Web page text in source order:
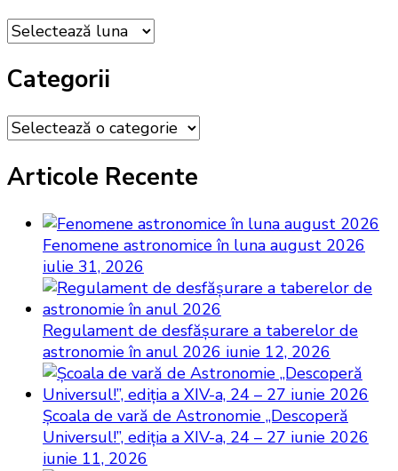
Arhiva
Categorii
Categorii
Articole Recente
Fenomene astronomice în luna august 2026
iulie 31, 2026
Regulament de desfăşurare a taberelor de
astronomie în anul 2026 iunie 12, 2026
Şcoala de vară de Astronomie „Descoperă
Universul!”, ediţia a XIV-a, 24 – 27 iunie 2026
iunie 11, 2026